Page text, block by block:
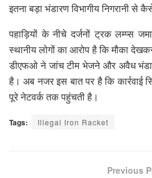
इतना बड़ा भंडारण विभागीय निगरानी से
पहाड़ियों के नीचे दर्जनों ट्रक लम्प्स
स्थानीय लोगों का आरोप है कि मौका
डीएफओ ने जांच टीम भेजने और अवैध
है। अब नजर इस बात पर है कि कार्रवाई
पूरे नेटवर्क तक पहुंचती है।
Tags: Illegal Iron Racket
Previous